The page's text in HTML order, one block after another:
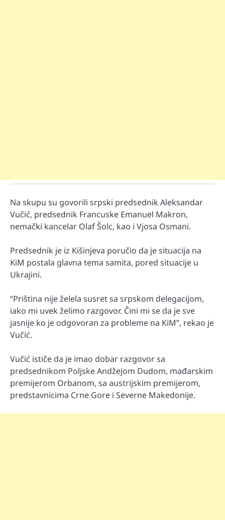
Na skupu su govorili srpski predsednik Aleksandar
Vučić, predsednik Francuske Emanuel Makron,
nemački kancelar Olaf Šolc, kao i Vjosa Osmani.
Predsednik je iz Kišinjeva poručio da je situacija na
KiM postala glavna tema samita, pored situacije u
Ukrajini.
“Priština nije želela susret sa srpskom delegacijom,
iako mi uvek želimo razgovor. Čini mi se da je sve
jasnije ko je odgovoran za probleme na KiM”, rekao je
Vučić.
Vučić ističe da je imao dobar razgovor sa
predsednikom Poljske Andžejom Dudom, mađarskim
premijerom Orbanom, sa austrijskim premijerom,
predstavnicima Crne Gore i Severne Makedonije.